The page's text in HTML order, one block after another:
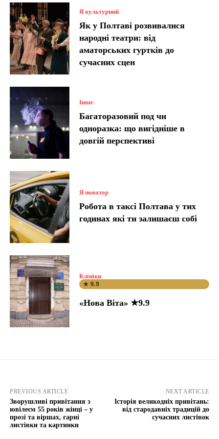
Я культурний
Як у Полтаві розвивалися
народні театри: від
аматорських гуртків до
сучасних сцен
Інше
Багаторазовий под чи
одноразка: що вигідніше в
довгій перспективі
Я новатор
Робота в таксі Полтава у тих
годинах які ти залишаєш собі
Клініки
★ 9.9
«Нова Віта» ★9.9
PREVIOUS ARTICLE
Зворушливі привітання з
ювілеєм 55 років жінці – у
прозі та віршах, гарні
листівки та картинки
NEXT ARTICLE
Історія великодніх привітань:
від стародавніх традицій до
сучасних листівок